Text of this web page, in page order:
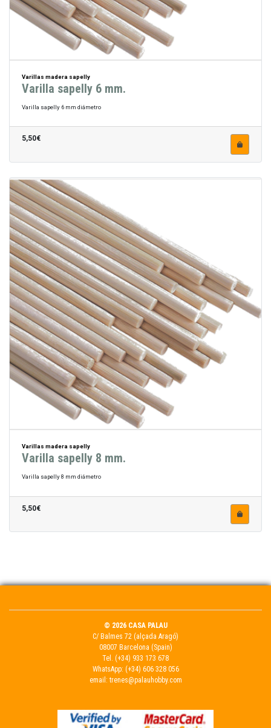
Varillas madera sapelly
Varilla sapelly 6 mm.
Varilla sapelly 6 mm diámetro
5,50€
Varillas madera sapelly
Varilla sapelly 8 mm.
Varilla sapelly 8 mm diámetro
5,50€
© 2026 CASA PALAU
C/ Balmes 72 (alçada Aragó)
08007 Barcelona (Spain)
Tel. (+34) 933 173 678
WhatsApp: (+34) 606 328 056
email: trenes@palauhobby.com